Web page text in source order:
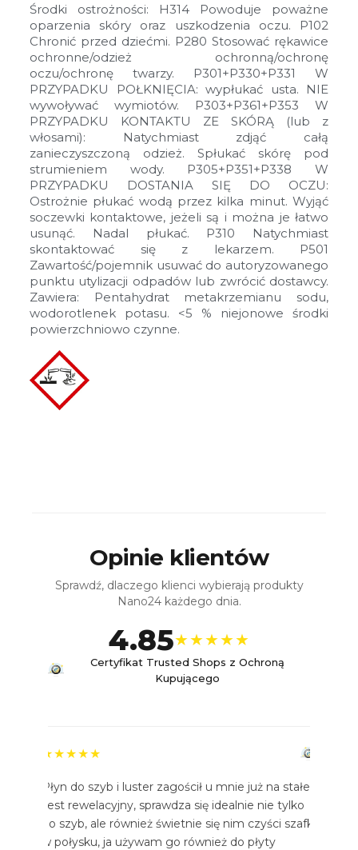
Środki ostrożności: H314 Powoduje poważne
oparzenia skóry oraz uszkodzenia oczu. P102
Chronić przed dziećmi. P280 Stosować rękawice
ochronne/odzież ochronną/ochronę
oczu/ochronę twarzy. P301+P330+P331 W
PRZYPADKU POŁKNIĘCIA: wypłukać usta. NIE
wywoływać wymiotów. P303+P361+P353 W
PRZYPADKU KONTAKTU ZE SKÓRĄ (lub z
włosami): Natychmiast zdjąć całą
zanieczyszczoną odzież. Spłukać skórę pod
strumieniem wody. P305+P351+P338 W
PRZYPADKU DOSTANIA SIĘ DO OCZU:
Ostrożnie płukać wodą przez kilka minut. Wyjąć
soczewki kontaktowe, jeżeli są i można je łatwo
usunąć. Nadal płukać. P310 Natychmiast
skontaktować się z lekarzem. P501
Zawartość/pojemnik usuwać do autoryzowanego
punktu utylizacji odpadów lub zwrócić dostawcy.
Zawiera: Pentahydrat metakrzemianu sodu,
wodorotlenek potasu. <5 % niejonowe środki
powierzchniowo czynne.
Opinie klientów
Sprawdź, dlaczego klienci wybierają produkty
Nano24 każdego dnia.
4.85★★★★★
Certyfikat Trusted Shops z Ochroną
Kupującego
★★★★★
Płyn do szyb i luster zagościł u mnie już na stałe.
Jest rewelacyjny, sprawdza się idealnie nie tylko
do szyb, ale również świetnie się nim czyści szafki
w połysku, ja używam go również do płyty